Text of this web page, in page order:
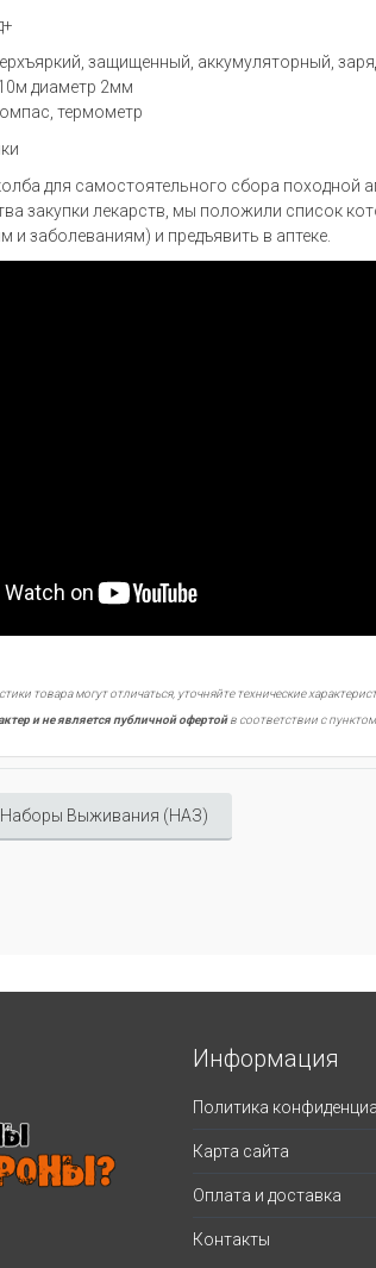
защищенный, аккумуляторный,
диаметр 2мм
термометр
для самостоятельного сбора походной
закупки лекарств, мы положили список
и заболеваниям) и предъявить в аптеке.
товара могут отличаться, уточняйте технические
и не является публичной офертойв соответствии с
Наборы Выживания (НАЗ)
Информация
Политика
Карта сайта
Оплата и доставка
Контакты